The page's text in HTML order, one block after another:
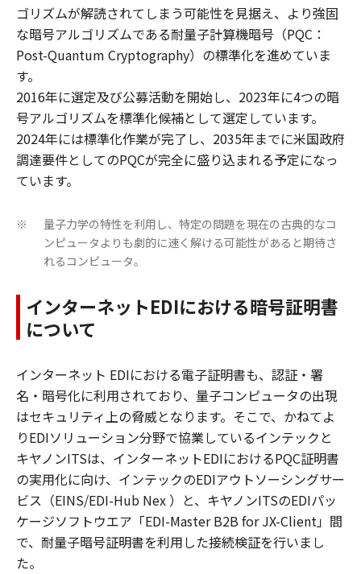
ゴリズムが解読されてしまう可能性を見据え、より強固
な暗号アルゴリズムである耐量子計算機暗号（PQC：
Post-Quantum Cryptography）の標準化を進めていま
す。
2016年に選定及び公募活動を開始し、2023年に4つの暗
号アルゴリズムを標準化候補として選定しています。
2024年には標準化作業が完了し、2035年までに米国政府
調達要件としてのPQCが完全に盛り込まれる予定になっ
ています。
※
量子力学の特性を利用し、特定の問題を現在の古典的なコ
ンピュータよりも劇的に速く解ける可能性があると期待さ
れるコンピュータ。
インターネットEDIにおける暗号証明書
について
インターネット EDIにおける電子証明書も、認証・署
名・暗号化に利用されており、量子コンピュータの出現
はセキュリティ上の脅威となります。そこで、かねてよ
りEDIソリューション分野で協業しているインテックと
キヤノンITSは、インターネットEDIにおけるPQC証明書
の実用化に向け、インテックのEDIアウトソーシングサー
ビス（EINS/EDI-Hub Nex ）と、キヤノンITSのEDIパッ
ケージソフトウエア「EDI-Master B2B for JX-Client」間
で、耐量子暗号証明書を利用した接続検証を行いまし
た。